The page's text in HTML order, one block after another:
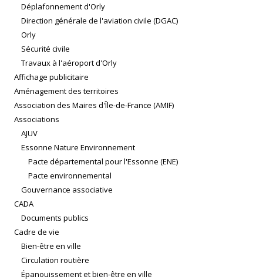
Déplafonnement d'Orly
Direction générale de l'aviation civile (DGAC)
Orly
Sécurité civile
Travaux à l'aéroport d'Orly
Affichage publicitaire
Aménagement des territoires
Association des Maires d'Île-de-France (AMIF)
Associations
AJUV
Essonne Nature Environnement
Pacte départemental pour l'Essonne (ENE)
Pacte environnemental
Gouvernance associative
CADA
Documents publics
Cadre de vie
Bien-être en ville
Circulation routière
Épanouissement et bien-être en ville